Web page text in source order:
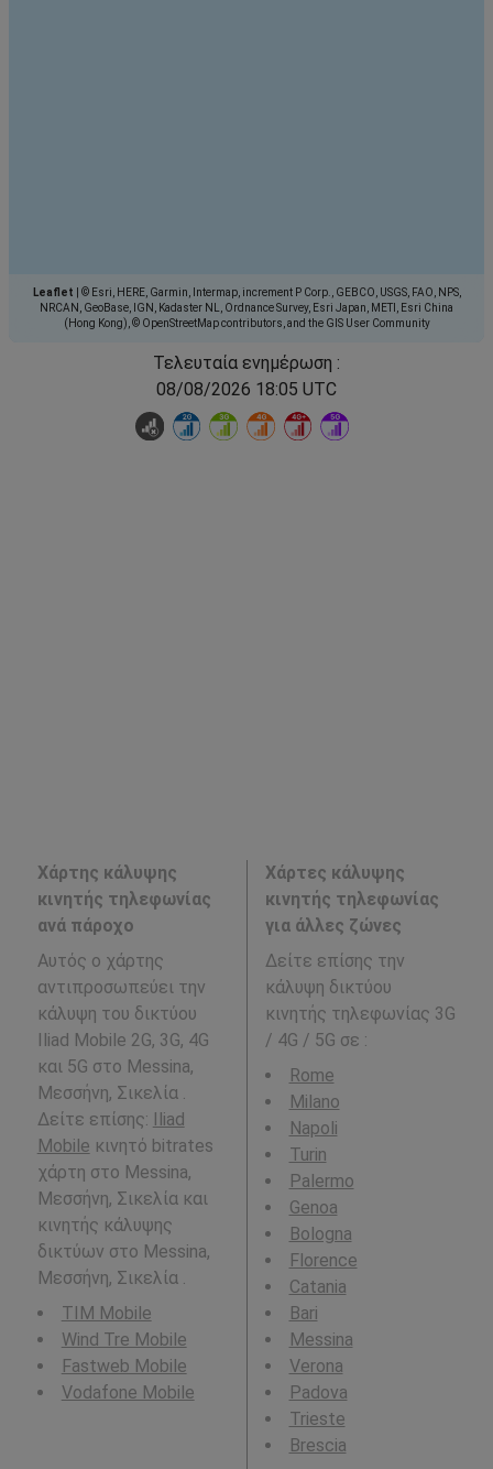
Leaflet
© Esri, HERE, Garmin, Intermap, increment P Corp., GEBCO, USGS, FAO, NPS,
NRCAN, GeoBase, IGN, Kadaster NL, Ordnance Survey, Esri Japan, METI, Esri China
(Hong Kong), © OpenStreetMap contributors, and the GIS User Community
Τελευταία ενημέρωση :
08/08/2026 18:05 UTC
Χάρτης κάλυψης
κινητής τηλεφωνίας
ανά πάροχο
Αυτός ο χάρτης
αντιπροσωπεύει την
κάλυψη του δικτύου
Iliad Mobile 2G, 3G, 4G
και 5G στο Messina,
Μεσσήνη, Σικελία .
Δείτε επίσης:
Iliad
Mobile κινητό bitrates
χάρτη στο Messina,
Μεσσήνη, Σικελία και
κινητής κάλυψης
δικτύων στο Messina,
Μεσσήνη, Σικελία .
TIM Mobile
Wind Tre Mobile
Fastweb Mobile
Vodafone Mobile
Χάρτες κάλυψης
κινητής τηλεφωνίας
για άλλες ζώνες
Δείτε επίσης την
κάλυψη δικτύου
κινητής τηλεφωνίας 3G
/ 4G / 5G σε :
Rome
Milano
Napoli
Turin
Palermo
Genoa
Bologna
Florence
Catania
Bari
Messina
Verona
Padova
Trieste
Brescia